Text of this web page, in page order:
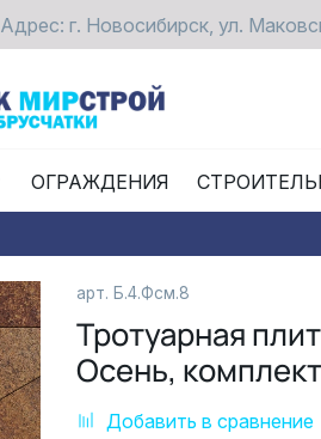
Адрес: г. Новосибирск, ул.
ОГРАЖДЕНИЯ
арт. Б.4.Фсм.8
Тротуарная
Осень,
Добавить в сравнение